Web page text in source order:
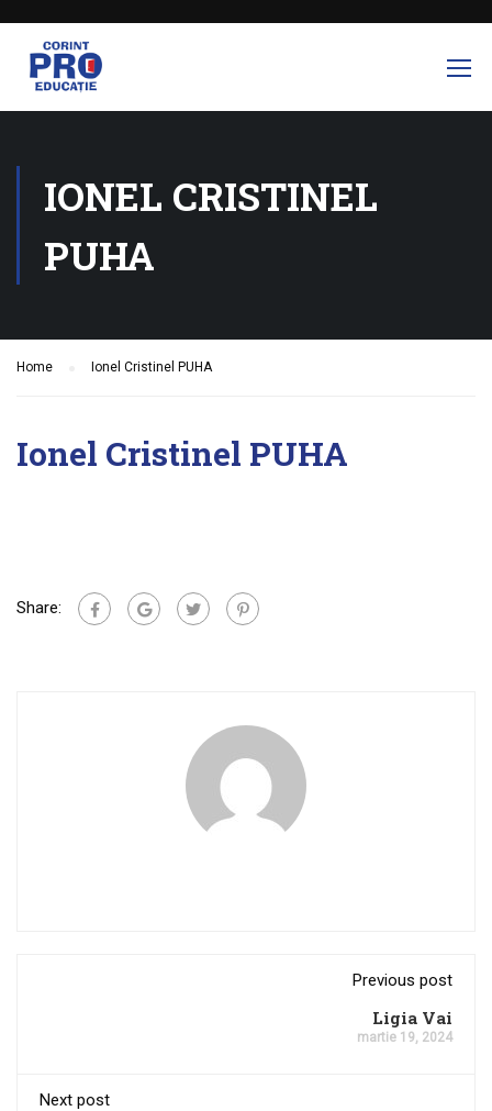
IONEL CRISTINEL
PUHA
Home Ionel Cristinel PUHA
Ionel Cristinel PUHA
Share:
Previous post
Ligia Vai
martie 19, 2024
Next post